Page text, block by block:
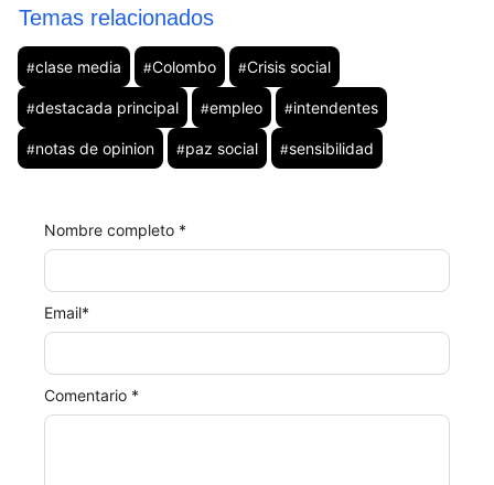
Temas relacionados
#clase media #Colombo #Crisis social
#destacada principal #empleo #intendentes
#notas de opinion #paz social #sensibilidad
Comentario *
Nombre completo *
Email*